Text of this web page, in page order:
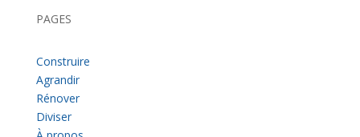
PAGES
Construire
Agrandir
Rénover
Diviser